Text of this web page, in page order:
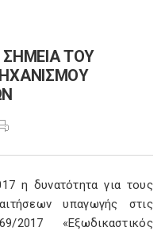
ΣΗΜΕΙΑ ΤΟΥ
η δυνατότητα για τους
υπαγωγής στις
«Εξωδικαστικός